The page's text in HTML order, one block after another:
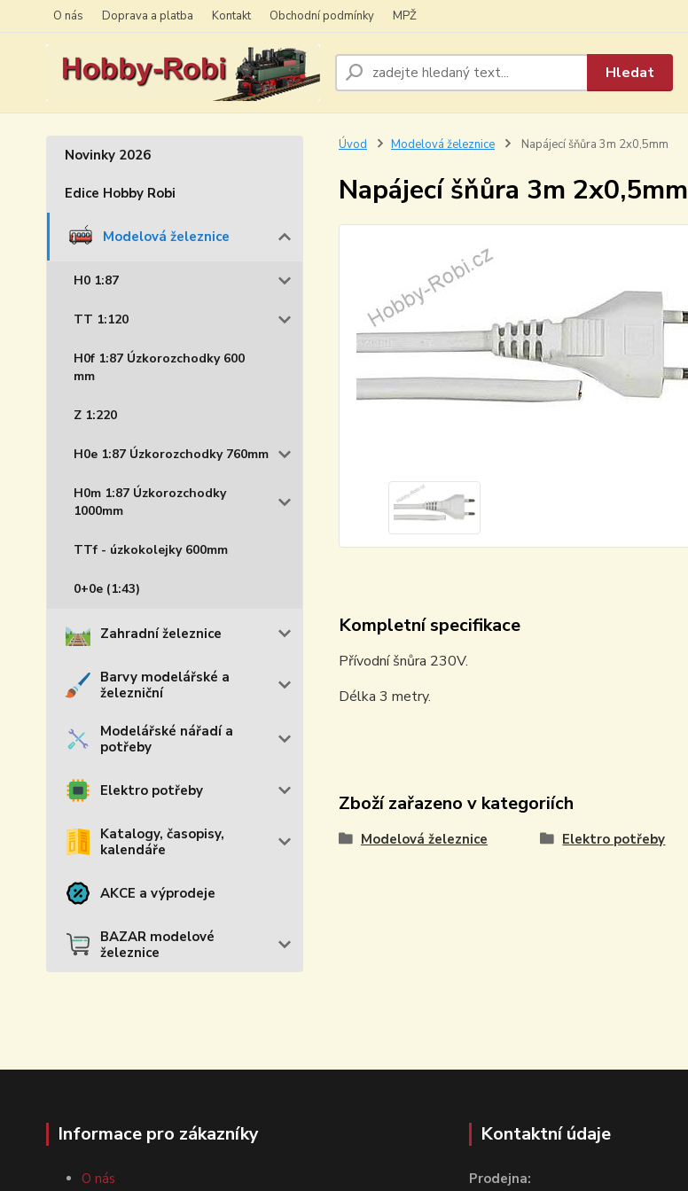
O nás Doprava a platba Kontakt Obchodní podmínky MPŽ
Hledat
Novinky 2026
Edice Hobby Robi
Modelová železnice
H0 1:87
TT 1:120
H0f 1:87 Úzkorozchodky 600
mm
Z 1:220
H0e 1:87 Úzkorozchodky 760mm
H0m 1:87 Úzkorozchodky
1000mm
TTf - úzkokolejky 600mm
0+0e (1:43)
Zahradní železnice
Barvy modelářské a
železniční
Modelářské nářadí a
potřeby
Elektro potřeby
Katalogy, časopisy,
kalendáře
AKCE a výprodeje
BAZAR modelové
železnice
Úvod Modelová železnice Napájecí šňůra 3m 2x0,5mm
Napájecí šňůra 3m 2x0,5mm
Kompletní specifikace
Přívodní šnůra 230V.
Délka 3 metry.
Zboží zařazeno v kategoriích
Modelová železnice Elektro potřeby
Informace pro zákazníky
O nás
Kontaktní údaje
Prodejna: